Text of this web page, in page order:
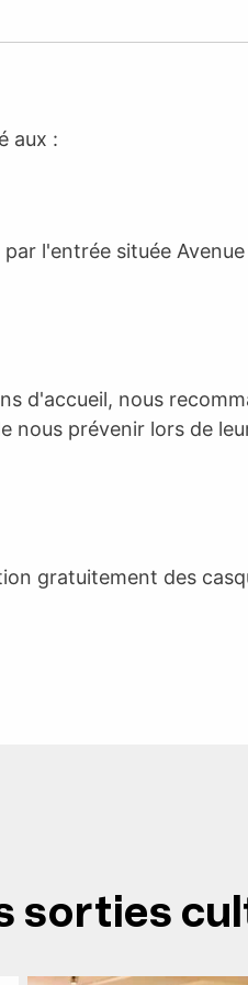
aux :
l'entrée située
d'accueil, nous
nous prévenir lors de
gratuitement des
sorties